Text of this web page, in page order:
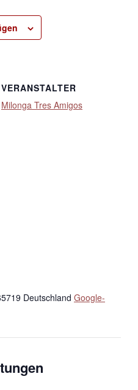
VERANSTALTER
Milonga Tres Amigos
Deutschland Google-